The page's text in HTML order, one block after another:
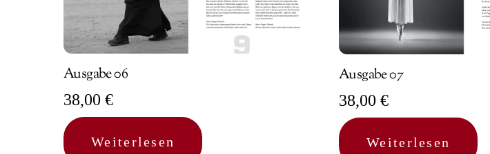
Ausgabe 06
38,00 €
Weiterlesen
Ausgabe 07
38,00€
Weiterlesen